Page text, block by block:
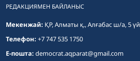
РЕДАКЦИЯМЕН БАЙЛАНЫС
Мекенжай: ҚР, Алматы қ., Алғабас ш/а, 5 үй
Телефон: +7 747 535 1750
E-пошта: democrat.aqparat@gmail.com